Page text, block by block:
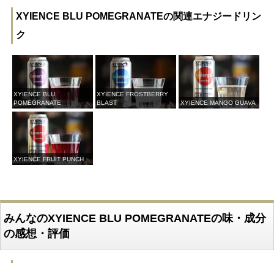
XYIENCE BLU POMEGRANATEの関連エナジードリン
ク
XYIENCE BLU
POMEGRANATE
XYIENCE FROSTBERRY
BLAST
XYIENCE MANGO GUAVA
XYIENCE FRUIT PUNCH
みんなのXYIENCE BLU POMEGRANATEの味・成分
の感想・評価